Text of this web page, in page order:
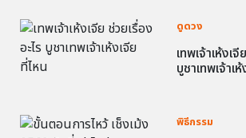
ดูดวง
เทพเจ้าเห้งเ
บูชาเทพเจ้าเ
พิธีกรรม